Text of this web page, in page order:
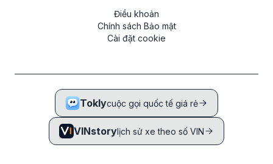
Điều khoản
Chính sách Bảo mật
Cài đặt cookie
Toklycuộc gọi quốc tế giá rẻ
VINstorylịch sử xe theo số VIN